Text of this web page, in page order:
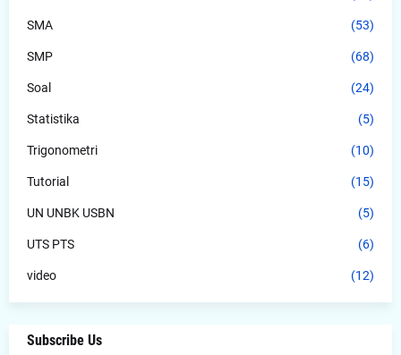
SMA (53)
SMP (68)
Soal (24)
Statistika (5)
Trigonometri (10)
Tutorial (15)
UN UNBK USBN (5)
UTS PTS (6)
video (12)
Subscribe Us